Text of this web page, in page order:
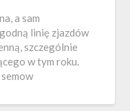
a sam
linię zjazdów
szczególnie
w tym roku.